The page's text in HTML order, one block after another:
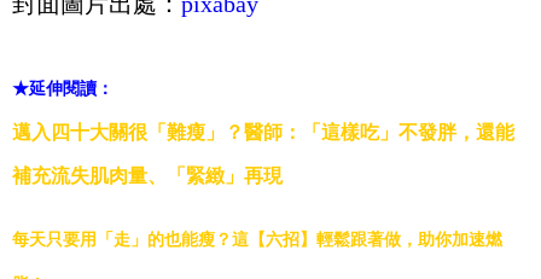
★延伸閱讀：
邁入四十大關很「難瘦」？醫師：「這樣吃」不發胖，還能
補充流失肌肉量、「緊緻」再現
每天只要用「走」的也能瘦？這【六招】輕鬆跟著做，助你加速燃